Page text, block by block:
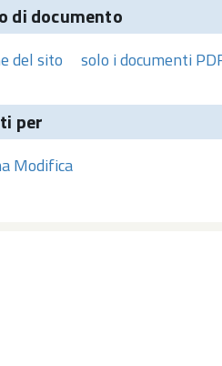
di documento
del sito solo i documenti
per
Modifica